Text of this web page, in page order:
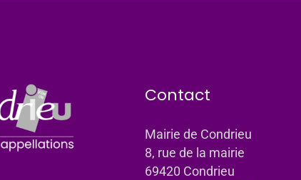
Contact
Mairie de Condrieu
8, rue de la mairie
69420 Condrieu